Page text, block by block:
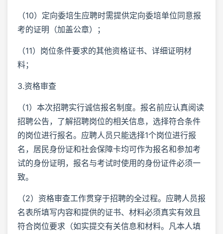
（10）定向委培生应聘时需提供定向委培单位同意报
考的证明（加盖公章）；
（11）岗位条件要求的其他资格证书、详细证明材
料；
3.资格审查
（1）本次招聘实行诚信报名制度。报名前应认真阅读
招聘公告，了解招聘岗位的相关信息，选择符合条件
的岗位进行报名。应聘人员只能选择1个岗位进行报
名，居民身份证和社会保障卡均可作为报名和参加考
试的身份证明，报名与考试时使用的身份证件必须一
致。
（2）资格审查工作贯穿于招聘的全过程。应聘人员报
名表所填写内容和提供的证书、材料必须真实有效且
符合岗位要求（如实提交有关信息和材料。凡本人填